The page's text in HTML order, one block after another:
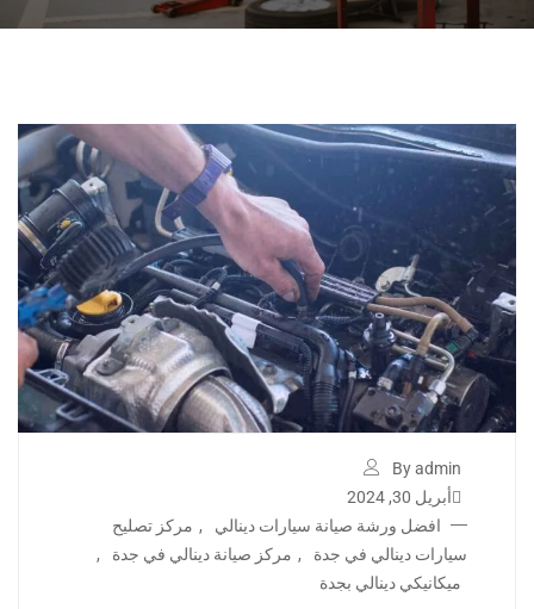
By admin
أبريل 30, 2024
افضل ورشة صيانة سيارات دينالي
, مركز تصليح
سيارات دينالي في جدة
, مركز صيانة دينالي في جدة
,
ميكانيكي دينالي بجدة